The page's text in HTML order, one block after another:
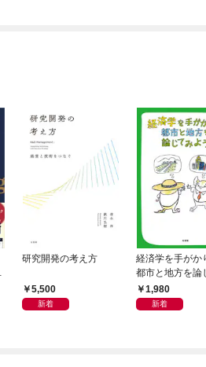
研究開発の考え方
5,500
新着
経済学を手がか
都市と地方を論
よう1,980
新着